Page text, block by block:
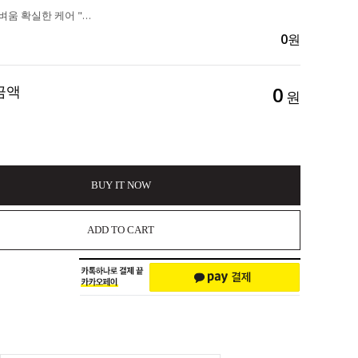
붓기 염증 가벼움 확실한 케어 "내몸가벼움 라인멜라인" 3ea 65,700>>56,900
0원
액 0 원
BUY IT NOW
ADD TO CART